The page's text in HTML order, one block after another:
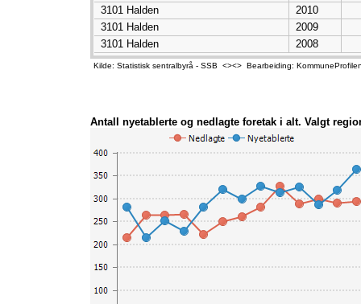
3101 Halden
2010
3101 Halden
2009
3101 Halden
2008
Kilde: Statistisk sentralbyrå - SSB <><> Bearbeiding:
Antall nyetablerte og nedlagte foretak i alt. Valgt